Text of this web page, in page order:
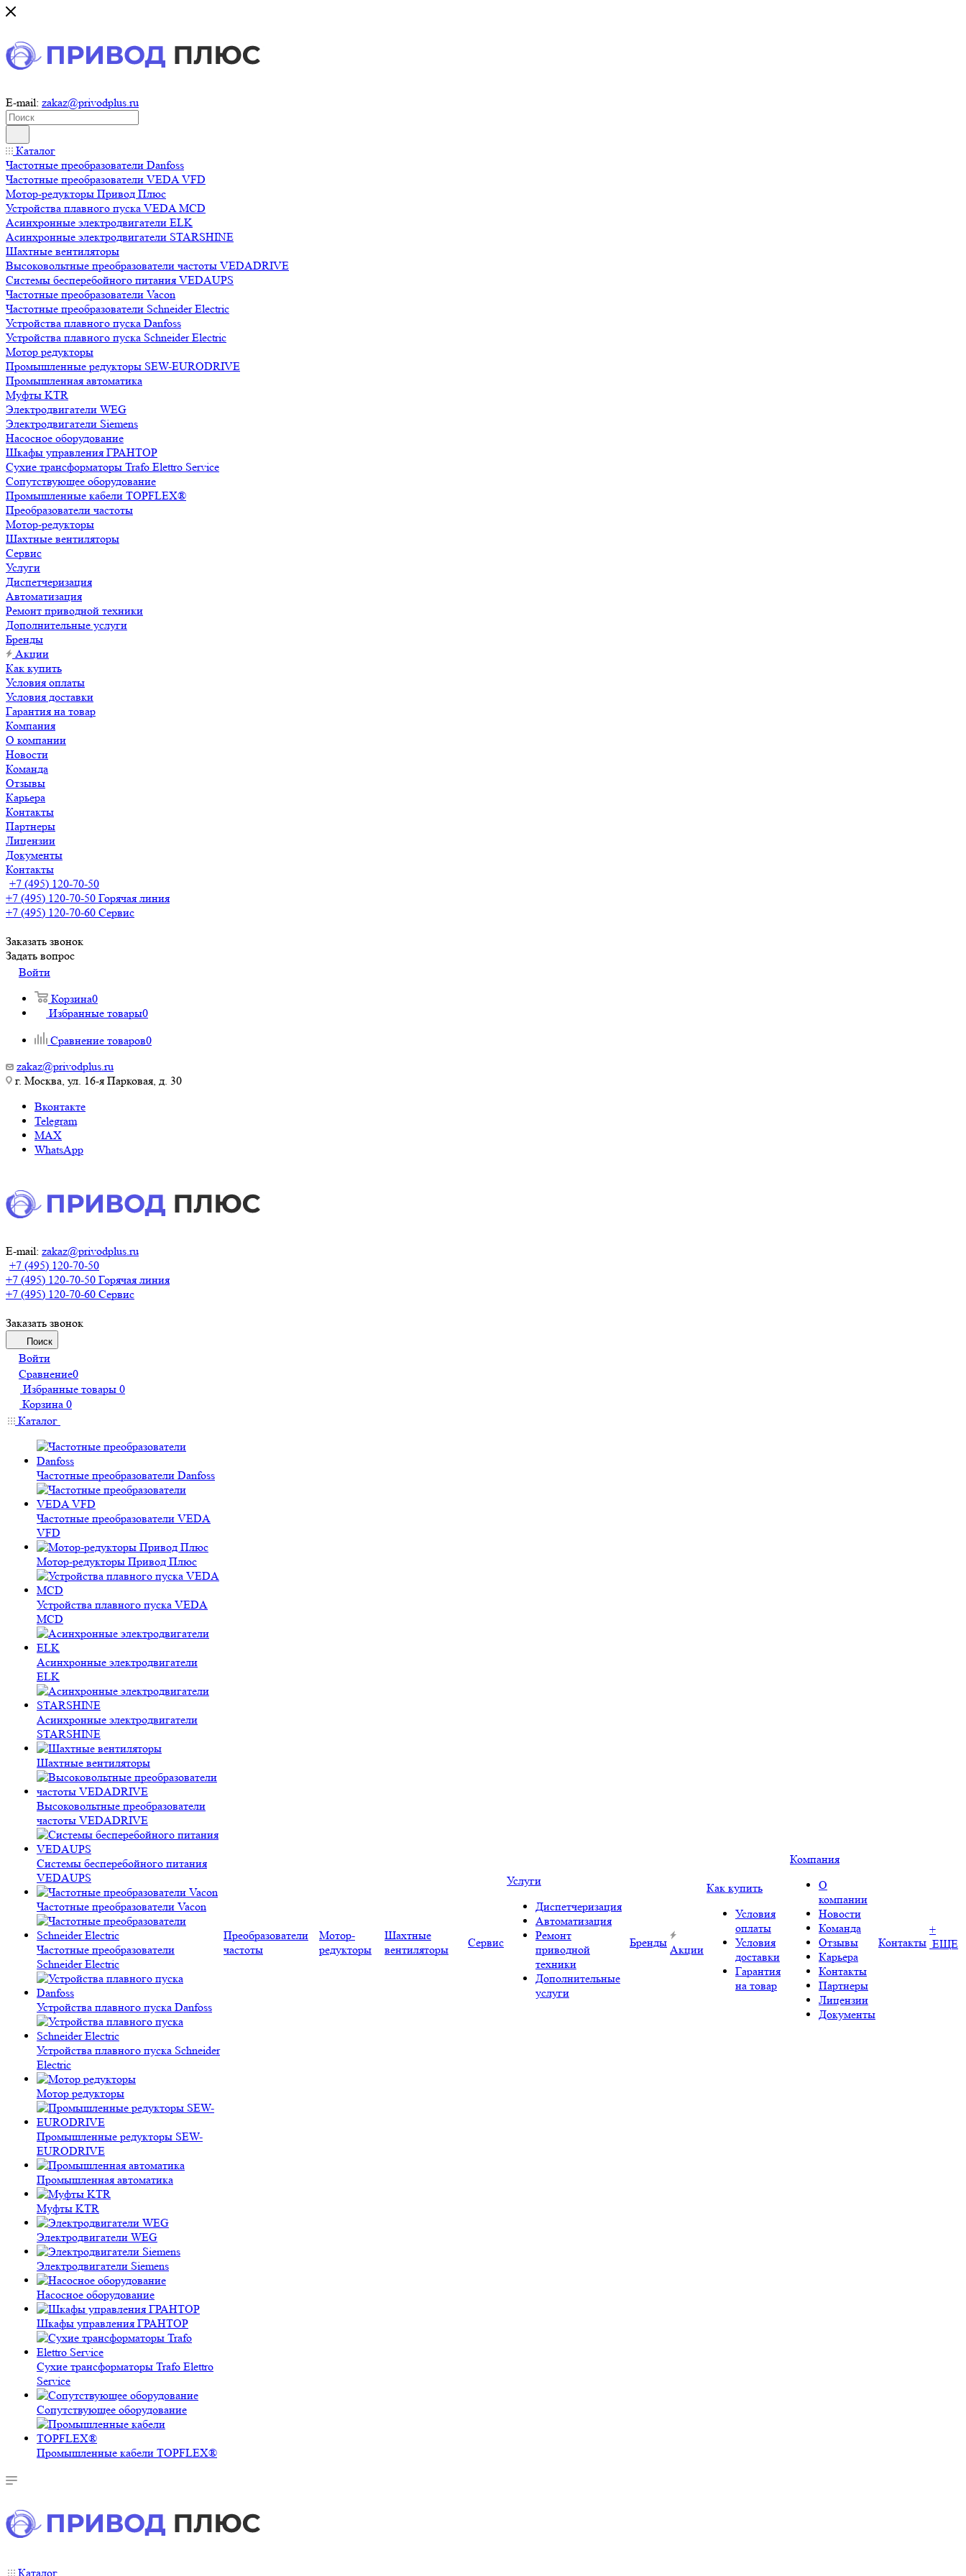
E-mail: zakaz@privodplus.ru
Каталог
Частотные преобразователи Danfoss
Частотные преобразователи VEDA VFD
Мотор-редукторы Привод Плюс
Устройства плавного пуска VEDA MCD
Асинхронные электродвигатели ELK
Асинхронные электродвигатели STARSHINE
Шахтные вентиляторы
Высоковольтные преобразователи частоты VEDADRIVE
Системы бесперебойного питания VEDAUPS
Частотные преобразователи Vacon
Частотные преобразователи Schneider Electric
Устройства плавного пуска Danfoss
Устройства плавного пуска Schneider Electric
Мотор редукторы
Промышленные редукторы SEW-EURODRIVE
Промышленная автоматика
Муфты KTR
Электродвигатели WEG
Электродвигатели Siemens
Насосное оборудование
Шкафы управления ГРАНТОР
Сухие трансформаторы Trafo Elettro Service
Сопутствующее оборудование
Промышленные кабели TOPFLEX®
Преобразователи частоты
Мотор-редукторы
Шахтные вентиляторы
Сервис
Услуги
Диспетчеризация
Автоматизация
Ремонт приводной техники
Дополнительные услуги
Бренды
Акции
Как купить
Условия оплаты
Условия доставки
Гарантия на товар
Компания
О компании
Новости
Команда
Отзывы
Карьера
Контакты
Партнеры
Лицензии
Документы
Контакты
+7 (495) 120-70-50
+7 (495) 120-70-50 Горячая линия
+7 (495) 120-70-60 Сервис
Заказать звонок
Задать вопрос
Войти
Корзина0
Избранные товары0
Сравнение товаров0
zakaz@privodplus.ru
г. Москва, ул. 16-я Парковая, д. 30
Вконтакте
Telegram
MAX
WhatsApp
E-mail: zakaz@privodplus.ru
+7 (495) 120-70-50
+7 (495) 120-70-50 Горячая линия
+7 (495) 120-70-60 Сервис
Заказать звонок
Поиск
Войти
Сравнение0
Избранные товары 0
Корзина 0
Каталог
Частотные преобразователи Danfoss
Частотные преобразователи VEDA
VFD
Мотор-редукторы Привод Плюс
Устройства плавного пуска VEDA
MCD
Асинхронные электродвигатели
ELK
Асинхронные электродвигатели
STARSHINE
Шахтные вентиляторы
Высоковольтные преобразователи
частоты VEDADRIVE
Системы бесперебойного питания
VEDAUPS
Частотные преобразователи Vacon
Частотные преобразователи
Schneider Electric
Устройства плавного пуска Danfoss
Устройства плавного пуска Schneider
Electric
Мотор редукторы
Промышленные редукторы SEW-
EURODRIVE
Промышленная автоматика
Муфты KTR
Электродвигатели WEG
Электродвигатели Siemens
Насосное оборудование
Шкафы управления ГРАНТОР
Сухие трансформаторы Trafo Elettro
Service
Сопутствующее оборудование
Промышленные кабели TOPFLEX®
Преобразователи
частоты
Мотор-
редукторы
Шахтные
вентиляторы
Сервис
Услуги
Диспетчеризация
Автоматизация
Ремонт
приводной
техники
Дополнительные
услуги
Бренды
Акции
Как купить
Условия
оплаты
Условия
доставки
Гарантия
на товар
Компания
О
компании
Новости
Команда
Отзывы
Карьера
Контакты
Партнеры
Лицензии
Документы
Контакты
+
ЕЩЕ
Каталог